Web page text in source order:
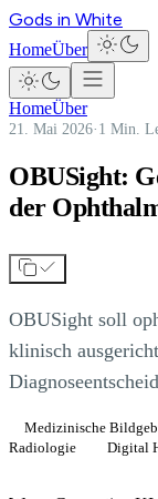
Gods in White
HomeÜber
HomeÜber
21. Mai 2026· 1 Min.
OBUSight:
der
OBUSight soll
klinisch
Medizinische
Radiologie
Digital